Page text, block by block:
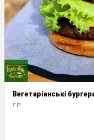
Вегетаріанські
ГР